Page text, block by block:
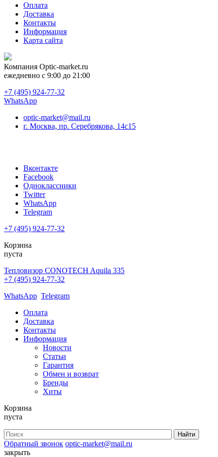
Оплата
Доставка
Контакты
Информация
Карта сайта
Компания Optic-market.ru
ежедневно с 9:00 до 21:00
+7 (495) 924-77-32
WhatsApp
optic-market@mail.ru
г. Москва, пр. Серебрякова, 14с15
Вконтакте
Facebook
Одноклассники
Twitter
WhatsApp
Telegram
+7 (495) 924-77-32
Корзина
пуста
Тепловизор CONOTECH Aquila 335
+7 (495) 924-77-32
WhatsApp Telegram
Оплата
Доставка
Контакты
Информация
Новости
Статьи
Гарантия
Обмен и возврат
Бренды
Хиты
Корзина
пуста
Обратный звонок optic-market@mail.ru
закрыть